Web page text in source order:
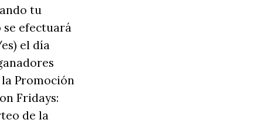
tu
se efectuará
el día
Promoción
Fridays:
de la